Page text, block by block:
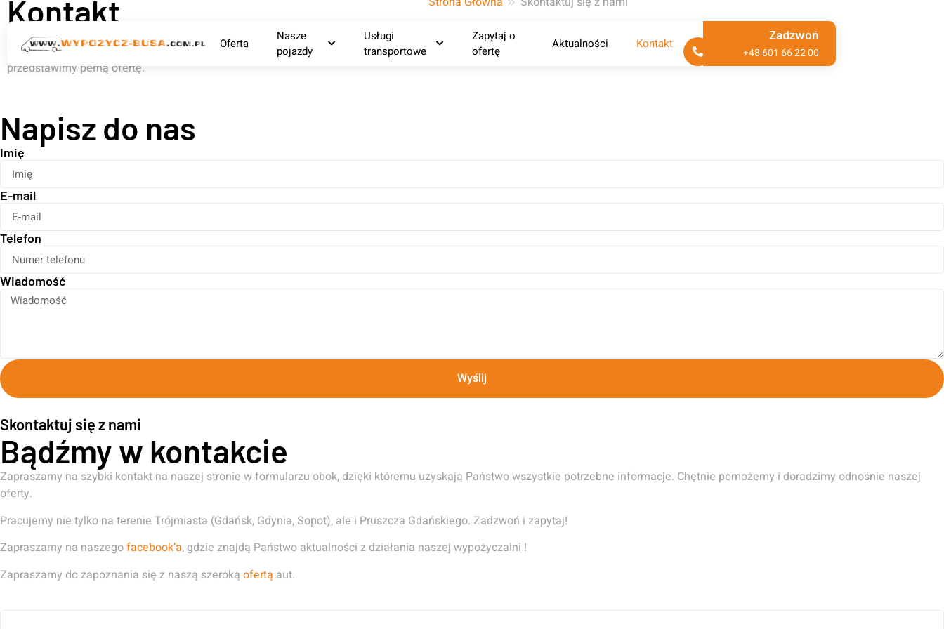
Oferta
Nasze
pojazdy
Usługi
transportowe
Zapytaj o
ofertę
Aktualności Kontakt
Zadzwoń
+48 601 66 22 00
Kontakt
Skontaktuj się z nami, doradzimy i pomożemy Ci z wyborem pojazdu oraz
przedstawimy pełną ofertę.
Napisz do nas
Imię
E-mail
Telefon
Wiadomość
Wyślij
Skontaktuj się z nami
Bądźmy w kontakcie
Zapraszamy na szybki kontakt na naszej stronie w formularzu obok, dzięki któremu uzyskają Państwo wszystkie potrzebne informacje. Chętnie pomożemy i doradzimy odnośnie naszej
oferty.
Pracujemy nie tylko na terenie Trójmiasta (Gdańsk, Gdynia, Sopot), ale i Pruszcza Gdańskiego. Zadzwoń i zapytaj!
Zapraszamy na naszegofacebook’a, gdzie znajdą Państwo aktualności z działania naszej wypożyczalni !
Zapraszamy do zapoznania się z naszą szeroką ofertą aut.